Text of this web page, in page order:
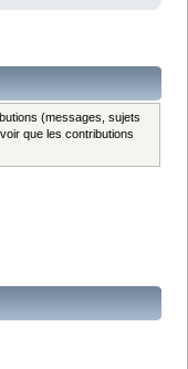
(messages, sujets
que les contributions